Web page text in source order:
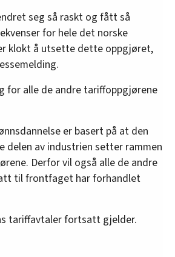
seg så raskt og fått så
for hele det norske
klokt å utsette dette oppgjøret,
for alle de andre tariffoppgjørene
er basert på at den
delen av industrien setter rammen
Derfor vil også alle de andre
til frontfaget har forhandlet
tariffavtaler fortsatt gjelder.